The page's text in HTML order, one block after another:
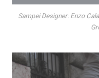
Sampei Designer: Enzo